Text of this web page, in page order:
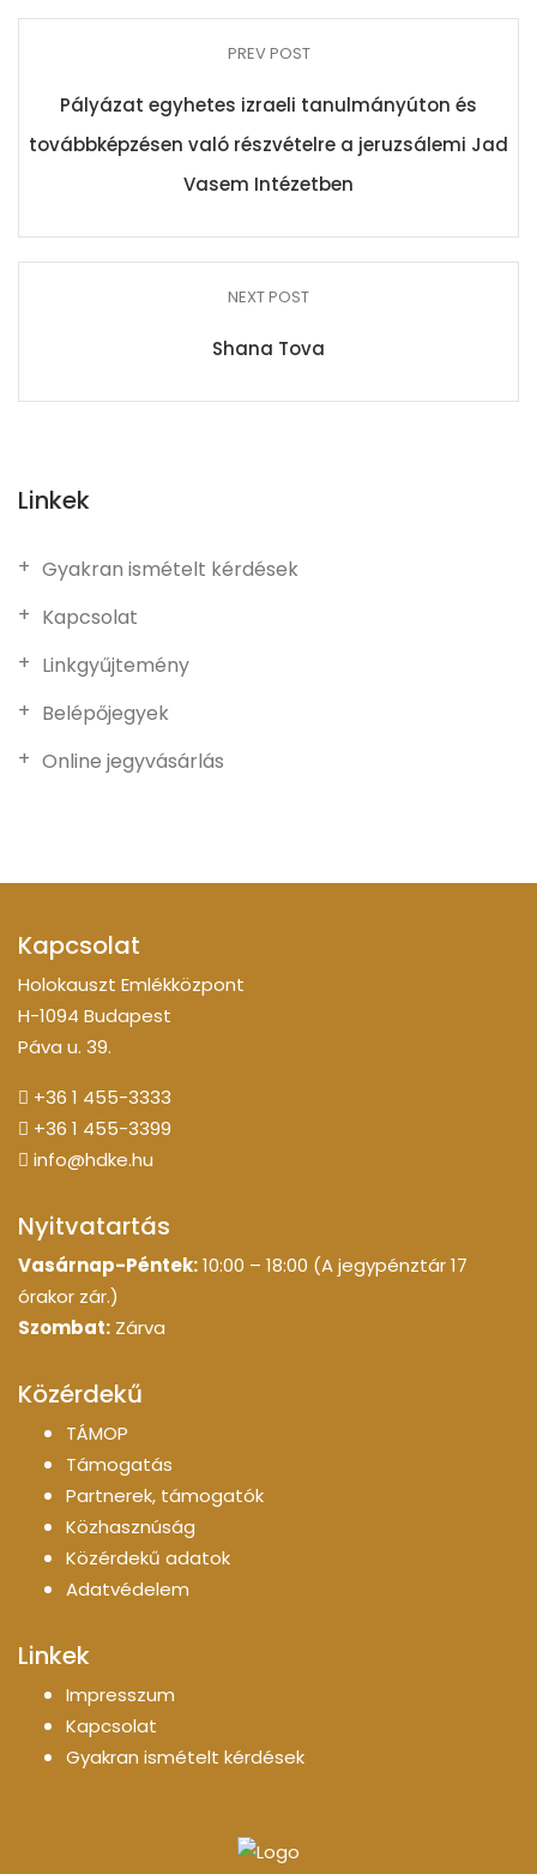
PREV POST
Pályázat egyhetes izraeli tanulmányúton és
továbbképzésen való részvételre a jeruzsálemi Jad
Vasem Intézetben
NEXT POST
Shana Tova
Linkek
Gyakran ismételt kérdések
Kapcsolat
Linkgyűjtemény
Belépőjegyek
Online jegyvásárlás
Kapcsolat
Holokauszt Emlékközpont
H-1094 Budapest
Páva u. 39.
+36 1 455-3333
+36 1 455-3399
info@hdke.hu
Nyitvatartás
Vasárnap-Péntek:10:00 – 18:00 (A jegypénztár 17
órakor zár.)
Szombat: Zárva
Közérdekű
TÁMOP
Támogatás
Partnerek, támogatók
Közhasznúság
Közérdekű adatok
Adatvédelem
Linkek
Impresszum
Kapcsolat
Gyakran ismételt kérdések